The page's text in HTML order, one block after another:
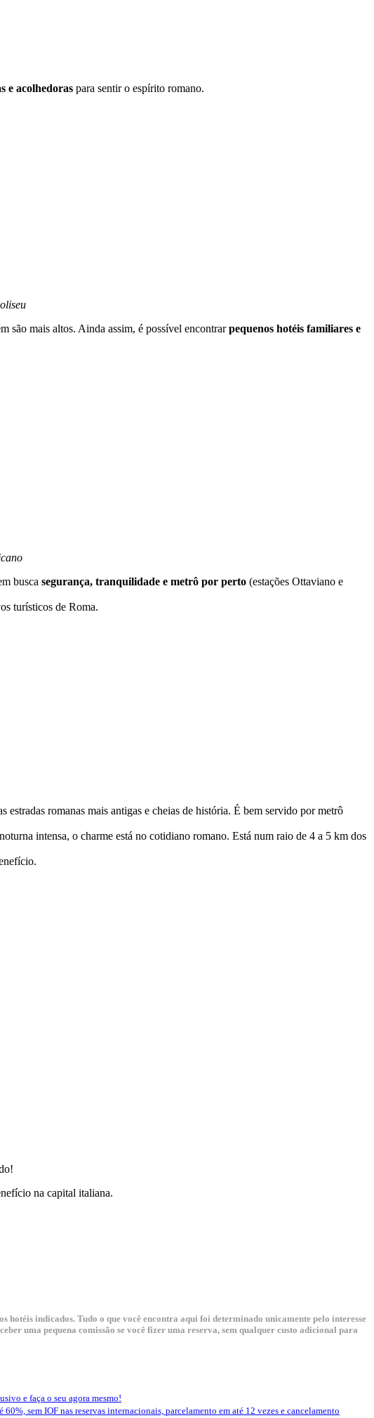
e acolhedoras para sentir o espírito romano.
são mais altos. Ainda assim, é possível encontrarpequenos hotéis familiares e
busca segurança, tranquilidade e metrô por perto (estações Ottaviano e
turísticos de Roma.
estradas romanas mais antigas e cheias de história. É bem servido por metrô
intensa, o charme está no cotidiano romano. Está num raio de 4 a 5 km dos
na capital italiana.
hotéis indicados. Tudo o que você encontra aqui foi determinado unicamente pelo interesse
uma pequena comissão se você fizer uma reserva, sem qualquer custo adicional para
e faça o seu agora mesmo!
sem IOF nas reservas internacionais, parcelamento em até 12 vezes e cancelamento